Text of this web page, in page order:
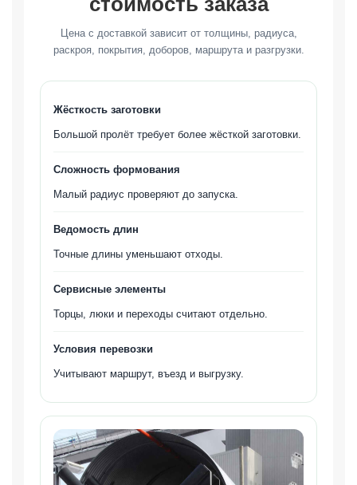
Цена с доставкой зависит от толщины, радиуса,
раскроя, покрытия, доборов, маршрута и разгрузки.
Жёсткость заготовки
Большой пролёт требует более жёсткой заготовки.
Сложность формования
Малый радиус проверяют до запуска.
Ведомость длин
Точные длины уменьшают отходы.
Сервисные элементы
Торцы, люки и переходы считают отдельно.
Условия перевозки
Учитывают маршрут, въезд и выгрузку.